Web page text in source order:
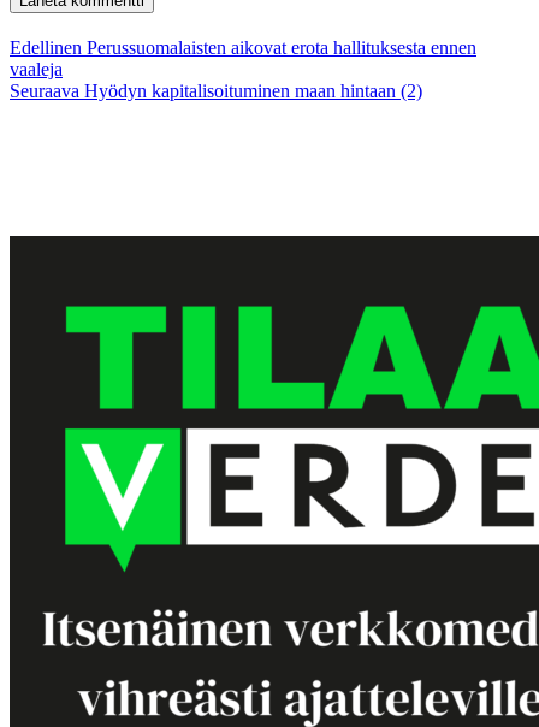
Artikkelien
selaus
Edellinen Edellinen
Perussuomalaisten aikovat erota hallituksesta ennen
vaaleja
Seuraava Seuraava
Hyödyn kapitalisoituminen maan hintaan (2)